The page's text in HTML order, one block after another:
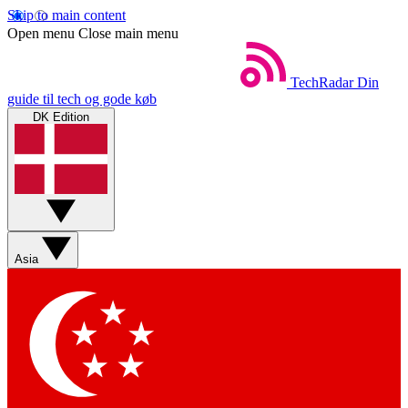
Skip to main content
Open menu Close main menu
TechRadar Din
guide til tech og gode køb
DK Edition
Asia